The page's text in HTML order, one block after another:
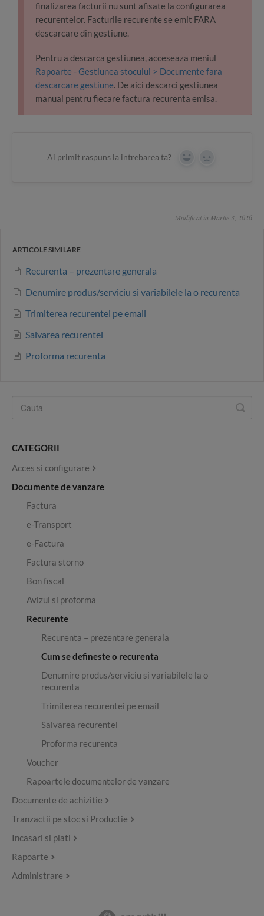
finalizarea facturii nu sunt afisate la configurarea
recurentelor. Facturile recurente se emit FARA
descarcare din gestiune.
Pentru a descarca gestiunea, acceseaza meniul
Rapoarte - Gestiunea stocului > Documente fara
descarcare gestiune. De aici descarci gestiunea
manual pentru fiecare factura recurenta emisa.
Ai primit raspuns la intrebarea ta? Yes No
Modificat in Martie 3, 2026
ARTICOLE SIMILARE
Recurenta – prezentare generala
Denumire produs/serviciu si variabilele la o recurenta
Trimiterea recurentei pe email
Salvarea recurentei
Proforma recurenta
CATEGORII
Acces si configurare
Documente de vanzare
Factura
e-Transport
e-Factura
Factura storno
Bon fiscal
Avizul si proforma
Recurente
Recurenta – prezentare generala
Cum se defineste o recurenta
Denumire produs/serviciu si variabilele la o
recurenta
Trimiterea recurentei pe email
Salvarea recurentei
Proforma recurenta
Voucher
Rapoartele documentelor de vanzare
Documente de achizitie
Tranzactii pe stoc si Productie
Incasari si plati
Rapoarte
Administrare